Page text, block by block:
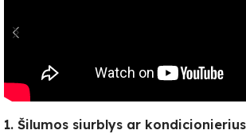
1. Šilumos siurblys ar